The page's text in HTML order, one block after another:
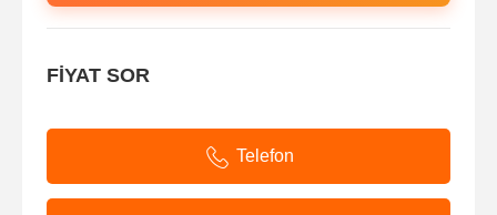
FİYAT SOR
Telefon